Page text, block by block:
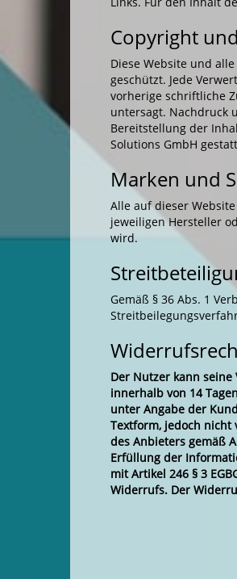
Copyright
Diese Website und
geschützt. Jede
vorherige schriftliche
untersagt. Nachdruck
Bereitstellung der
Solutions GmbH
Marken und
Alle auf dieser
jeweiligen Hersteller
wird.
Gemäß § 36 Abs. 1
Der Nutzer kann seine
innerhalb von 14
unter Angabe der
Textform, jedoch
des Anbieters gemäß
Erfüllung der
mit Artikel 246 § 3
Widerrufs. Der